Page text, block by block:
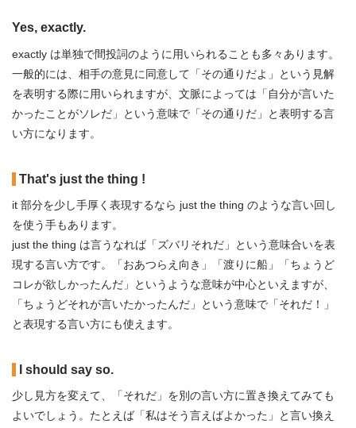
Yes, exactly.
exactly は単独で間投詞のように用いられることも多々あります。
一般的には、相手の意見に同意して「その通りだよ」という見解
を表明する際に用いられますが、文脈によっては「自分が言いた
かったことがソレだ」という意味で「その通りだ」と表明する言
い方になります。
That's just the thing !
it 部分を少し手厚く表現するなら just the thing のような言い回し
を使う手もあります。
just the thing は言うなれば「ズバリそれだ」という意味合いを表
現する言い方です。「おあつらえ向き」「渡りに船」「ちょうど
コレが欲しかったんだ」というような意味が中心といえますが、
「ちょうどそれが言いたかったんだ」という意味で「それだ！」
と表現する言い方にも使えます。
I should say so.
少し見方を変えて、「それだ」を別の言い方に置き換えてみても
よいでしょう。たとえば「私はそう言えばよかった」と言い換え